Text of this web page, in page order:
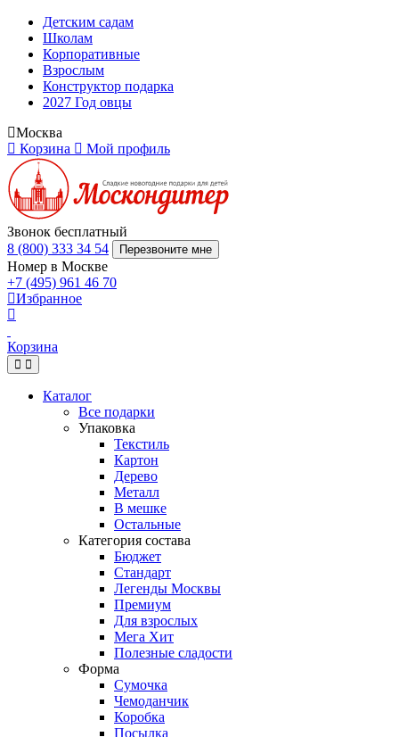
Детским садам
Школам
Корпоративные
Взрослым
Конструктор подарка
2027 Год овцы
Москва
Корзина
Мой профиль
Звонок бесплатный
8 (800) 333 34 54
Перезвоните мне
Номер в Москве
+7 (495) 961 46 70
Избранное
Корзина
Каталог
Все подарки
Упаковка
Текстиль
Картон
Дерево
Металл
В мешке
Остальные
Категория состава
Бюджет
Стандарт
Легенды Москвы
Премиум
Для взрослых
Мега Хит
Полезные сладости
Форма
Сумочка
Чемоданчик
Коробка
Посылка